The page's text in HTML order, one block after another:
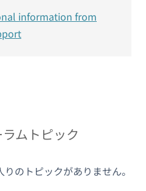
ムトピック
のトピックがありません。
information from